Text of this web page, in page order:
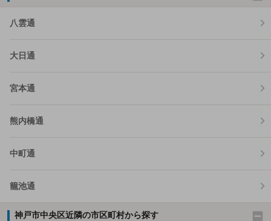
八雲通
大日通
宮本通
熊内橋通
中町通
籠池通
神戸市中央区近隣の市区町村から探す